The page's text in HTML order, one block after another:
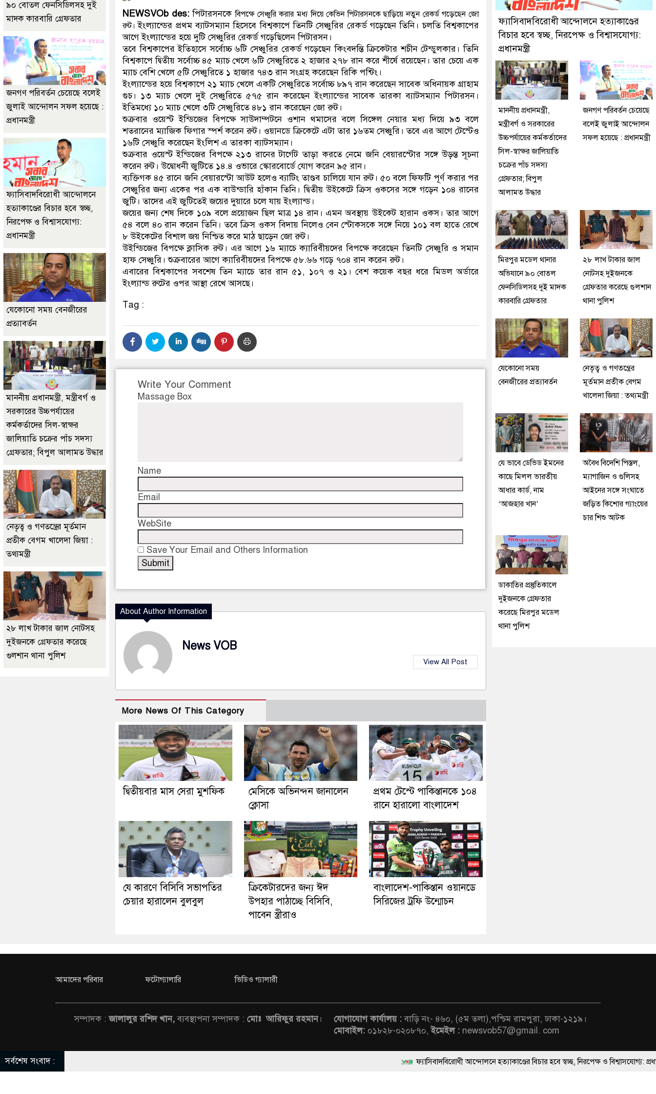
ডাকাতির প্রস্তুতিকালে দুইজনকে গ্রেফতার করেছে মিরপুর মডেল থানা পুলিশ
NEWSVOb des:পিটারসনকেবিপক্ষে সেঞ্চুরি করার মধ্য দিয়ে কেভিন পিটারসনকে ছাড়িয়ে নতুন রেকর্ড গড়েছেন জো
রুট।ইংল্যান্ডের প্রথম ব্যাটসম্যান হিসেবে বিশ্বকাপে তিনটি সেঞ্চুরির রেকর্ড গড়েছেন তিনি। চলতি বিশ্বকাপের
আগে ইংল্যান্ডের হয়ে দুটি সেঞ্চুরির রেকর্ড গড়েছিলেন পিটারসন।
তবে বিশ্বকাপের ইতিহাসে সর্বোচ্চ ৬টি সেঞ্চুরির রেকর্ড গড়েছেন কিংবদন্তি ক্রিকেটার শচীন টেন্ডুলকার। তিনি
বিশ্বকাপে দ্বিতীয় সর্বোচ্চ ৪৫ ম্যাচ খেলে ৬টি সেঞ্চুরিতে ২ হাজার ২৭৮ রান করে শীর্ষে রয়েছেন। তার চেয়ে এক
ম্যাচ বেশি খেলে ৫টি সেঞ্চুরিতে ১ হাজার ৭৪৩ রান সংগ্রহ করেছেন রিকি পন্টিং।
ইংল্যান্ডের হয়ে বিশ্বকাপে ২১ ম্যাচ খেলে একটি সেঞ্চুরিতে সর্বোচ্চ ৮৯৭ রান করেছেন সাবেক অধিনায়ক গ্রাহাম
গুচ। ১৩ ম্যাচ খেলে দুই সেঞ্চুরিতে ৫৭৫ রান করেছেন ইংল্যান্ডের সাবেক তারকা ব্যাটসম্যান পিটারসন।
ইতিমধ্যে ১০ ম্যাচ খেলে ৩টি সেঞ্চুরিতে ৪৮১ রান করেছেন জো রুট।
শুক্রবার ওয়েস্ট ইন্ডিজের বিপক্ষে সাউদাম্পটনে ওশান থমাসের বলে সিঙ্গেল নেয়ার মধ্য দিয়ে ৯৩ বলে
শতরানের ম্যাজিক ফিগার স্পর্শ করেন রুট। ওয়ানডে ক্রিকেটে এটা তার ১৬তম সেঞ্চুরি। তবে এর আগে টেস্টেও
১৬টি সেঞ্চুরি করেছেন ইংলিশ এ তারকা ব্যাটসম্যান।
শুক্রবার ওয়েস্ট ইন্ডিজের বিপক্ষে ২১৩ রানের টার্গেট তাড়া করতে নেমে জনি বেয়ারস্টোর সঙ্গে উড়ন্ত সূচনা
করেন রুট। উদ্বোধনী জুটিতে ১৪.৪ ওভারে স্কোরবোর্ডে যোগ করেন ৯৫ রান।
ব্যক্তিগক ৪৫ রানে জনি বেয়ারস্টো আউট হলেও ব্যাটিং তাণ্ডব চালিয়ে যান রুট। ৫০ বলে ফিফটি পূর্ণ করার পর
সেঞ্চুরির জন্য একের পর এক বাউন্ডারি হাঁকান তিনি। দ্বিতীয় উইকেটে ক্রিস ওকসের সঙ্গে গড়েন ১০৪ রানের
জুটি। তাদের এই জুটিতেই জয়ের দুয়ারে চলে যায় ইংল্যান্ড।
জয়ের জন্য শেষ দিকে ১০৯ বলে প্রয়োজন ছিল মাত্র ১৪ রান। এমন অবস্থায় উইকেট হারান ওকস। তার আগে
৫৪ বলে ৪০ রান করেন তিনি। তবে ক্রিস ওকস বিদায় নিলেও বেন স্টোকসকে সঙ্গে নিয়ে ১০১ বল হাতে রেখে
৮ উইকেটের বিশাল জয় নিশ্চিত করে মাঠ ছাড়েন জো রুট।
উইন্ডিজের বিপক্ষে ক্লাসিক রুট। এর আগে ১৬ ম্যাচে ক্যারিবীয়দের বিপক্ষে করেছেন তিনটি সেঞ্চুরি ও সমান
হাফ সেঞ্চুরি। শুক্রবারের আগে ক্যারিবীয়দের বিপক্ষে ৫৮.৬৬ গড়ে ৭০৪ রান করেন রুট।
এবারের বিশ্বকাপের সবশেষ তিন ম্যাচে তার রান ৫১, ১০৭ ও ২১। বেশ কয়েক বছর ধরে মিডল অর্ডারে
ইংল্যান্ড রুটের ওপর আস্থা রেখে আসছে।
Tag :
Write Your Comment
Massage Box
Name
Email
WebSite
Save Your Email and Others Information
About Author Information
News VOB
View All Post
More News Of This Category
দ্বিতীয়বার মাস সেরা মুশফিক
মেসিকে অভিনন্দন জানালেন
ক্লোসা
প্রথম টেস্টে পাকিস্তানকে ১০৪
রানে হারালো বাংলাদেশ
যে কারণে বিসিবি সভাপতির
চেয়ার হারালেন বুলবুল
ক্রিকেটারদের জন্য ঈদ
উপহার পাঠাচ্ছে বিসিবি,
পাবেন স্ত্রীরাও
বাংলাদেশ-পাকিস্তান ওয়ানডে
সিরিজের ট্রফি উন্মোচন
৯০ বোতল ফেনসিডিলসহ দুই
মাদক কারবারি গ্রেফতার
জনগণ পরিবর্তন চেয়েছে বলেই
জুলাই আন্দোলন সফল হয়েছে :
প্রধানমন্ত্রী
ফ্যাসিবাদবিরোধী আন্দোলনে
হত্যাকাণ্ডের বিচার হবে স্বচ্ছ,
নিরপেক্ষ ও বিশ্বাসযোগ্য:
প্রধানমন্ত্রী
যেকোনো সময় বেনজীরের
প্রত্যাবর্তন
মাননীয় প্রধানমন্ত্রী, মন্ত্রীবর্গ ও
সরকারের উচ্চপর্যায়ের
কর্মকর্তাদের সিল-স্বাক্ষর
জালিয়াতি চক্রের পাঁচ সদস্য
গ্রেফতার; বিপুল আলামত উদ্ধার
নেতৃত্ব ও গণতন্ত্রের মূর্তমান
প্রতীক বেগম খালেদা জিয়া :
তথ্যমন্ত্রী
২৮ লাখ টাকার জাল নোটসহ
দুইজনকে গ্রেফতার করেছে
গুলশান থানা পুলিশ
ফ্যাসিবাদবিরোধী আন্দোলনে হত্যাকাণ্ডের
বিচার হবে স্বচ্ছ, নিরপেক্ষ ও বিশ্বাসযোগ্য:
প্রধানমন্ত্রী
মাননীয় প্রধানমন্ত্রী,
মন্ত্রীবর্গ ও সরকারের
উচ্চপর্যায়ের কর্মকর্তাদের
সিল-স্বাক্ষর জালিয়াতি
চক্রের পাঁচ সদস্য
গ্রেফতার; বিপুল
আলামত উদ্ধার
জনগণ পরিবর্তন চেয়েছে
বলেই জুলাই আন্দোলন
সফল হয়েছে : প্রধানমন্ত্রী
মিরপুর মডেল থানার
অভিযানে ৯০ বোতল
ফেনসিডিলসহ দুই মাদক
কারবারি গ্রেফতার
২৮ লাখ টাকার জাল
নোটসহ দুইজনকে
গ্রেফতার করেছে গুলশান
থানা পুলিশ
যেকোনো সময়
বেনজীরের প্রত্যাবর্তন
নেতৃত্ব ও গণতন্ত্রের
মূর্তমান প্রতীক বেগম
খালেদা জিয়া : তথ্যমন্ত্রী
যে ভাবে ডেভিড ইমনের
কাছে মিলল ভারতীয়
আধার কার্ড, নাম
‘আজহার খান’
অবৈধ বিদেশি পিস্তল,
ম্যাগাজিন ও গুলিসহ
আইনের সঙ্গে সংঘাতে
জড়িত কিশোর গ্যাংয়ের
চার শিশু আটক
ডাকাতির প্রস্তুতিকালে
দুইজনকে গ্রেফতার
করেছে মিরপুর মডেল
থানা পুলিশ
আমাদের পরিবার ফটোগ্যালারি ভিডিও গ্যালারী
সম্পাদক :জালালুর রশিদ খান,ব্যবস্থাপনা সম্পাদক : মোঃ আরিফুর রহমান। যোগাযোগ কার্যালয় :বাড়ি নং- ৪৬০, (৫ম তলা),পশ্চিম রামপুরা, ঢাকা-১২১৯।
মোবাইল: ০১৮২৮-০২০৮৭০,ইমেইল : newsvob57@gmail. com
© All rights reserved © News Voice of Bangladesh | Theme Developed BYThemesBazar.Com
সর্বশেষ সংবাদ : ফ্যাসিবাদবিরোধী আন্দোলনে হত্যাকাণ্ডের বিচার হবে স্বচ্ছ, নিরপেক্ষ ও বিশ্বাসযোগ্য: প্রধানমন্ত্রী